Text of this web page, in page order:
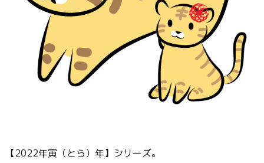
【2022年寅（とら）年】シリーズ。